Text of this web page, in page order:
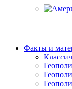
Факты и